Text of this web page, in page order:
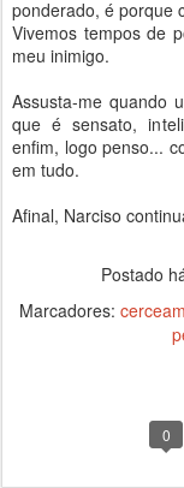
ponderado, é porque
Vivemos tempos de
meu inimigo.
Assusta-me quando
que é sensato,
enfim, logo penso...
em tudo.
Afinal, Narciso
Postado
Marcadores:
0